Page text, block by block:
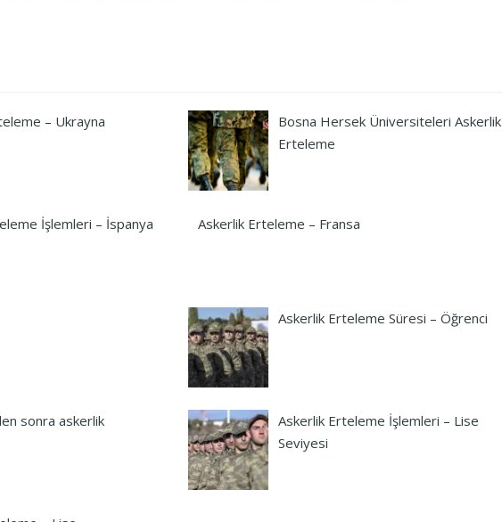
– Ukrayna
Bosna Hersek Üniversiteleri Askerlik
Erteleme
İşlemleri – İspanya Askerlik Erteleme – Fransa
Askerlik Erteleme Süresi – Öğrenci
sonra askerlik
Askerlik Erteleme İşlemleri – Lise
Seviyesi